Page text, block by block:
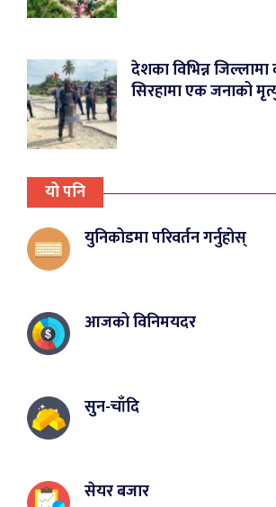
देशका विभिन्न जिल्लामा
सिरहामा एक जनाको
यो पनि
युनिकोडमा परिवर्तन गर्नुहोस्
आजको विनिमयदर
सुन-चाँदि
सेयर बजार